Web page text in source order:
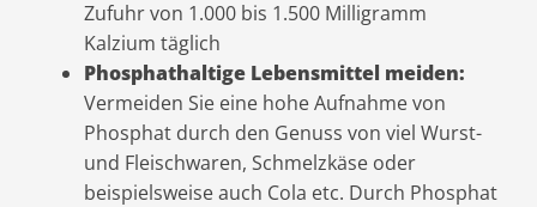
Zufuhr von 1.000 bis 1.500 Milligramm
Kalzium täglich
Phosphathaltige Lebensmittel meiden:
Vermeiden Sie eine hohe Aufnahme von
Phosphat durch den Genuss von viel Wurst-
und Fleischwaren, Schmelzkäse oder
beispielsweise auch Cola etc. Durch Phosphat